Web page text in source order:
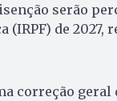
serão
(IRPF) de 2027,
correção geral